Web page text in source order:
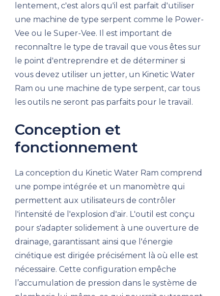
lentement, c'est alors qu'il est parfait d'utiliser
une machine de type serpent comme le Power-
Vee ou le Super-Vee. Il est important de
reconnaître le type de travail que vous êtes sur
le point d'entreprendre et de déterminer si
vous devez utiliser un jetter, un Kinetic Water
Ram ou une machine de type serpent, car tous
les outils ne seront pas parfaits pour le travail.
Conception et
fonctionnement
La conception du Kinetic Water Ram comprend
une pompe intégrée et un manomètre qui
permettent aux utilisateurs de contrôler
l'intensité de l'explosion d'air. L'outil est conçu
pour s'adapter solidement à une ouverture de
drainage, garantissant ainsi que l'énergie
cinétique est dirigée précisément là où elle est
nécessaire. Cette configuration empêche
l’accumulation de pression dans le système de